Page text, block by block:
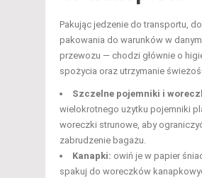
Pakując jedzenie do transportu,
pakowania do warunków w
przewozu — chodzi głównie o
spożycia oraz utrzymanie
Szczelne pojemniki i
wielokrotnego użytku pojemniki
woreczki strunowe, aby
zabrudzenie bagażu.
Kanapki: owiń je w papier
spakuj do woreczków